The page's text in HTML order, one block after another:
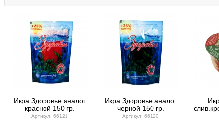
Икра Здоровье аналог
красной 150 гр.
Артикул: 66121
Икра Здоровье аналог
черной 150 гр.
Артикул: 66120